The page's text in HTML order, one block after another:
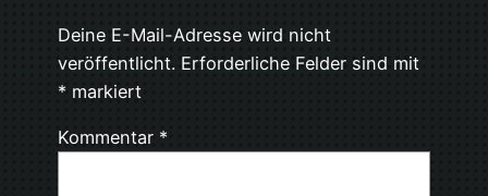
Deine E-Mail-Adresse wird nicht
veröffentlicht. Erforderliche Felder sind mit
* markiert
Kommentar *